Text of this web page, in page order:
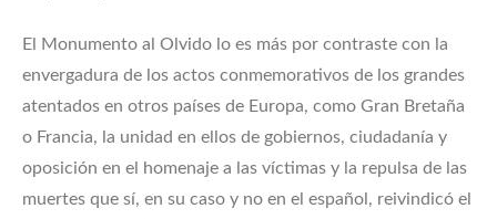
El Monumento al Olvido lo es más por contraste con la
envergadura de los actos conmemorativos de los grandes
atentados en otros países de Europa, como Gran Bretaña
o Francia, la unidad en ellos de gobiernos, ciudadanía y
oposición en el homenaje a las víctimas y la repulsa de las
muertes que sí, en su caso y no en el español, reivindicó el